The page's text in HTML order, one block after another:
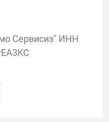
Сервисиз" ИНН